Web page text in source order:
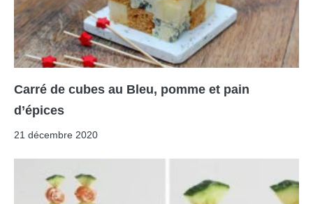
Carré de cubes au Bleu, pomme et pain
d’épices
21 décembre 2020